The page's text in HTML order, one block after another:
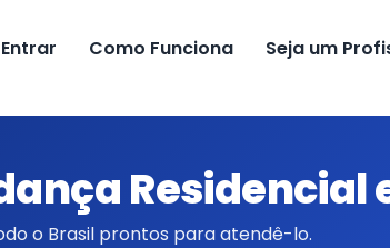
Entrar Como Funciona Seja um
Residencial
o Brasil prontos para atendê-lo.